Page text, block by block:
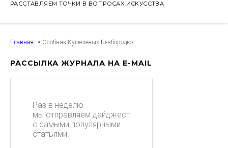
РАССТАВЛЯЕМ ТОЧКИ В ВОПРОСАХ ИСКУССТВА
Главная Особняк Кушелевых-Безбородко
РАССЫЛКА ЖУРНАЛА НА E-MAIL
Раз в неделю
мы отправляем дайджест
с самыми популярными
статьями.